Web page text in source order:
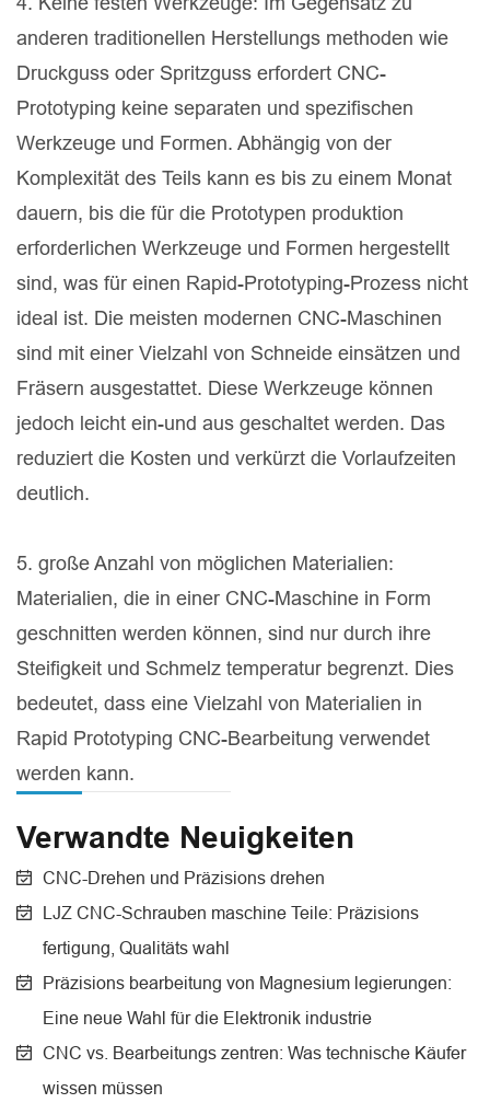
anderen traditionellen Herstellungs methoden wie
Druckguss oder Spritzguss erfordert CNC-
Prototyping keine separaten und spezifischen
Werkzeuge und Formen. Abhängig von der
Komplexität des Teils kann es bis zu einem Monat
dauern, bis die für die Prototypen produktion
erforderlichen Werkzeuge und Formen hergestellt
sind, was für einen Rapid-Prototyping-Prozess nicht
ideal ist. Die meisten modernen CNC-Maschinen
sind mit einer Vielzahl von Schneide einsätzen und
Fräsern ausgestattet. Diese Werkzeuge können
jedoch leicht ein-und aus geschaltet werden. Das
reduziert die Kosten und verkürzt die Vorlaufzeiten
deutlich.
5. große Anzahl von möglichen Materialien:
Materialien, die in einer CNC-Maschine in Form
geschnitten werden können, sind nur durch ihre
Steifigkeit und Schmelz temperatur begrenzt. Dies
bedeutet, dass eine Vielzahl von Materialien in
Rapid Prototyping CNC-Bearbeitung verwendet
werden kann.
Verwandte Neuigkeiten
CNC-Drehen und Präzisions drehen
LJZ CNC-Schrauben maschine Teile: Präzisions
fertigung, Qualitäts wahl
Präzisions bearbeitung von Magnesium legierungen:
Eine neue Wahl für die Elektronik industrie
CNC vs. Bearbeitungs zentren: Was technische Käufer
wissen müssen